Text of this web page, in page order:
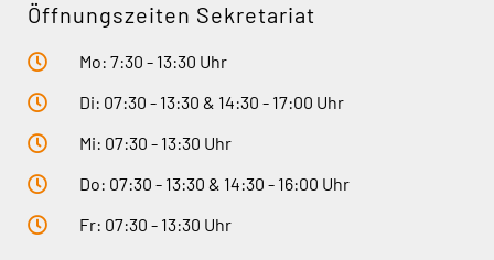
Öffnungszeiten Sekretariat
Mo: 7:30 - 13:30 Uhr
Di: 07:30 - 13:30 & 14:30 - 17:00 Uhr
Mi: 07:30 - 13:30 Uhr
Do: 07:30 - 13:30 & 14:30 - 16:00 Uhr
Fr: 07:30 - 13:30 Uhr